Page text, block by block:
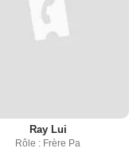
Ray Lui
Rôle : Frère Pa